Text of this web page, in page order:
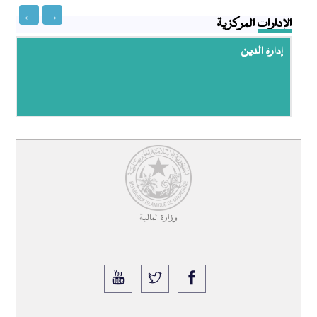
الإدارات المركزية
إدارة الدين
وزارة المالية